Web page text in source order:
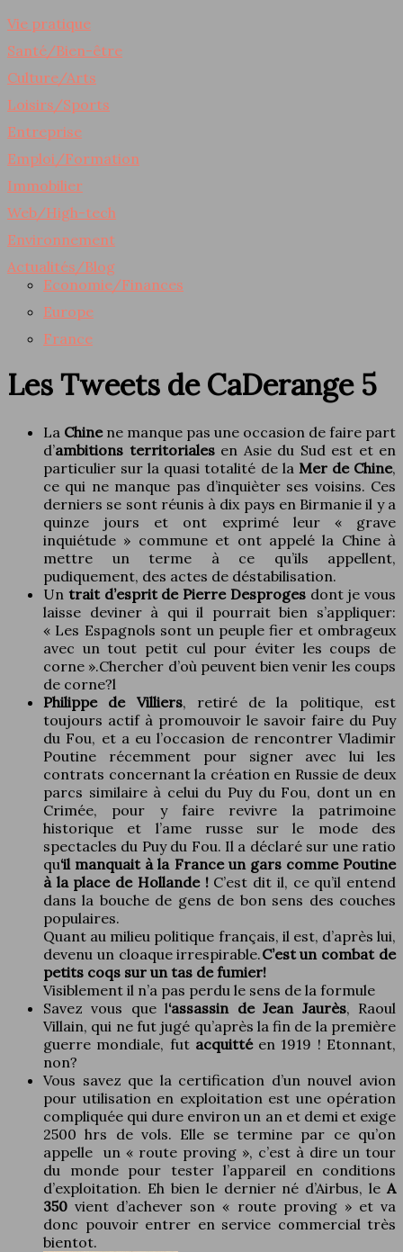
Vie pratique
Santé/Bien-être
Culture/Arts
Loisirs/Sports
Entreprise
Emploi/Formation
Immobilier
Web/High-tech
Environnement
Actualités/Blog
Economie/Finances
Europe
France
Les Tweets de CaDerange 5
La Chinene manque pas une occasion de faire part
d’ambitions territorialesen Asie du Sud est et en
particulier sur la quasi totalité de la Mer de Chine,
ce qui ne manque pas d’inquièter ses voisins. Ces
derniers se sont réunis à dix pays en Birmanie il y a
quinze jours et ont exprimé leur « grave
inquiétude » commune et ont appelé la Chine à
mettre un terme à ce qu’ils appellent,
pudiquement, des actes de déstabilisation.
Un trait d’esprit de Pierre Desprogesdont je vous
laisse deviner à qui il pourrait bien s’appliquer:
« Les Espagnols sont un peuple fier et ombrageux
avec un tout petit cul pour éviter les coups de
corne ».Chercher d’où peuvent bien venir les coups
de corne?l
Philippe de Villiers, retiré de la politique, est
toujours actif à promouvoir le savoir faire du Puy
du Fou, et a eu l’occasion de rencontrer Vladimir
Poutine récemment pour signer avec lui les
contrats concernant la création en Russie de deux
parcs similaire à celui du Puy du Fou, dont un en
Crimée, pour y faire revivre la patrimoine
historique et l’ame russe sur le mode des
spectacles du Puy du Fou. Il a déclaré sur une ratio
qu‘il manquait à la France un gars comme Poutine
à la place de Hollande ! C’est dit il, ce qu’il entend
dans la bouche de gens de bon sens des couches
populaires.
Quant au milieu politique français, il est, d’après lui,
devenu un cloaque irrespirable.C’est un combat de
petits coqs sur un tas de fumier!
Visiblement il n’a pas perdu le sens de la formule
Savez vous que l‘assassin de Jean Jaurès, Raoul
Villain, qui ne fut jugé qu’après la fin de la première
guerre mondiale, fut acquittéen 1919 ! Etonnant,
non?
Vous savez que la certification d’un nouvel avion
pour utilisation en exploitation est une opération
compliquée qui dure environ un an et demi et exige
2500 hrs de vols. Elle se termine par ce qu’on
appelle un « route proving », c’est à dire un tour
du monde pour tester l’appareil en conditions
d’exploitation. Eh bien le dernier né d’Airbus, le A
350 vient d’achever son « route proving » et va
donc pouvoir entrer en service commercial très
bientot.